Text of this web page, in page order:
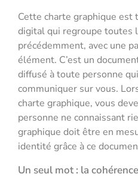
Cette charte graphique
digital qui regroupe toutes
précédemment, avec une
élément. C’est un
diffusé à toute personne
communiquer sur vous.
charte graphique, vous
personne ne connaissant
graphique doit être en
identité grâce à ce
Un seul mot : la